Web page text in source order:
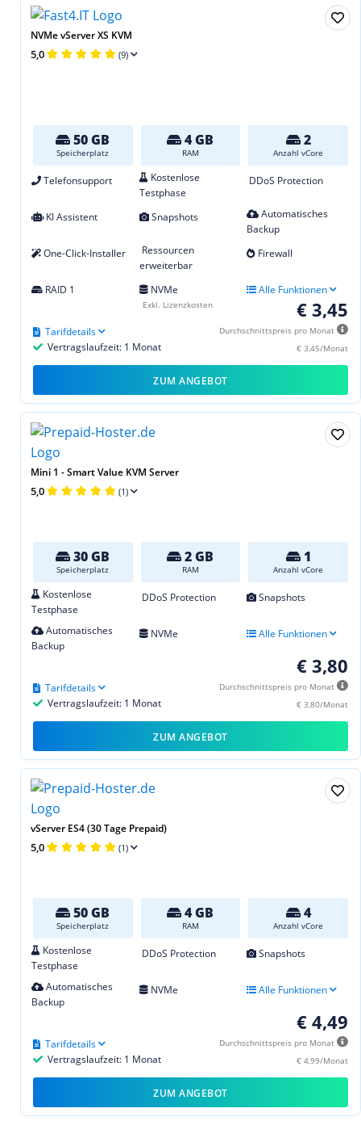
NVMe vServer XS KVM
5,0 (9)
50 GB
Speicherplatz
4 GB
RAM
2
Anzahl vCore
Telefonsupport
Kostenlose
Testphase
DDoS Protection
KI Assistent Snapshots
Automatisches
Backup
One-Click-Installer
Ressourcen
erweiterbar
Firewall
RAID 1 NVMe Alle Funktionen
€ 3,45
Durchschnittspreis pro Monat
€ 3,45/Monat
Vertragslaufzeit: 1 Monat
Tarifdetails
Exkl. Lizenzkosten
ZUM ANGEBOT
Mini 1 - Smart Value KVM Server
5,0 (1)
30 GB
Speicherplatz
2 GB
RAM
1
Anzahl vCore
Kostenlose
Testphase
DDoS Protection Snapshots
Automatisches
Backup
NVMe Alle Funktionen
€ 3,80
Durchschnittspreis pro Monat
€ 3,80/Monat
Vertragslaufzeit: 1 Monat
Tarifdetails
ZUM ANGEBOT
vServer ES4 (30 Tage Prepaid)
5,0 (1)
50 GB
Speicherplatz
4 GB
RAM
4
Anzahl vCore
Kostenlose
Testphase
DDoS Protection Snapshots
Automatisches
Backup
NVMe Alle Funktionen
€ 4,49
Durchschnittspreis pro Monat
€ 4,99/Monat
Vertragslaufzeit: 1 Monat
Tarifdetails
ZUM ANGEBOT